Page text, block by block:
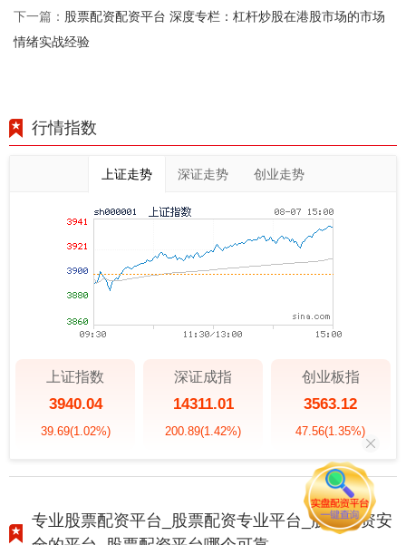
下一篇： 股票配资配资平台 深度专栏：杠杆炒股在港股市场的市场
情绪实战经验
行情指数
上证走势 深证走势 创业走势
上证指数
3940.04
39.69(1.02%)
深证成指
14311.01
200.89(1.42%)
创业板指
3563.12
47.56(1.35%)
专业股票配资平台_股票配资专业平台_股票配资安